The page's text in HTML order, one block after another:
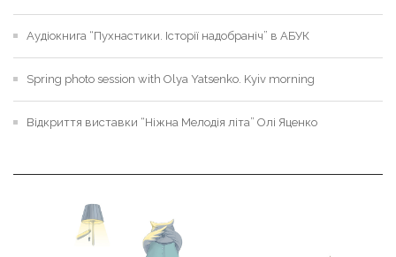
Аудіокнига “Пухнастики. Історії надобраніч” в АБУК
Spring photo session with Olya Yatsenko. Kyiv morning
Відкриття виставки “Ніжна Мелодія літа” Олі Яценко